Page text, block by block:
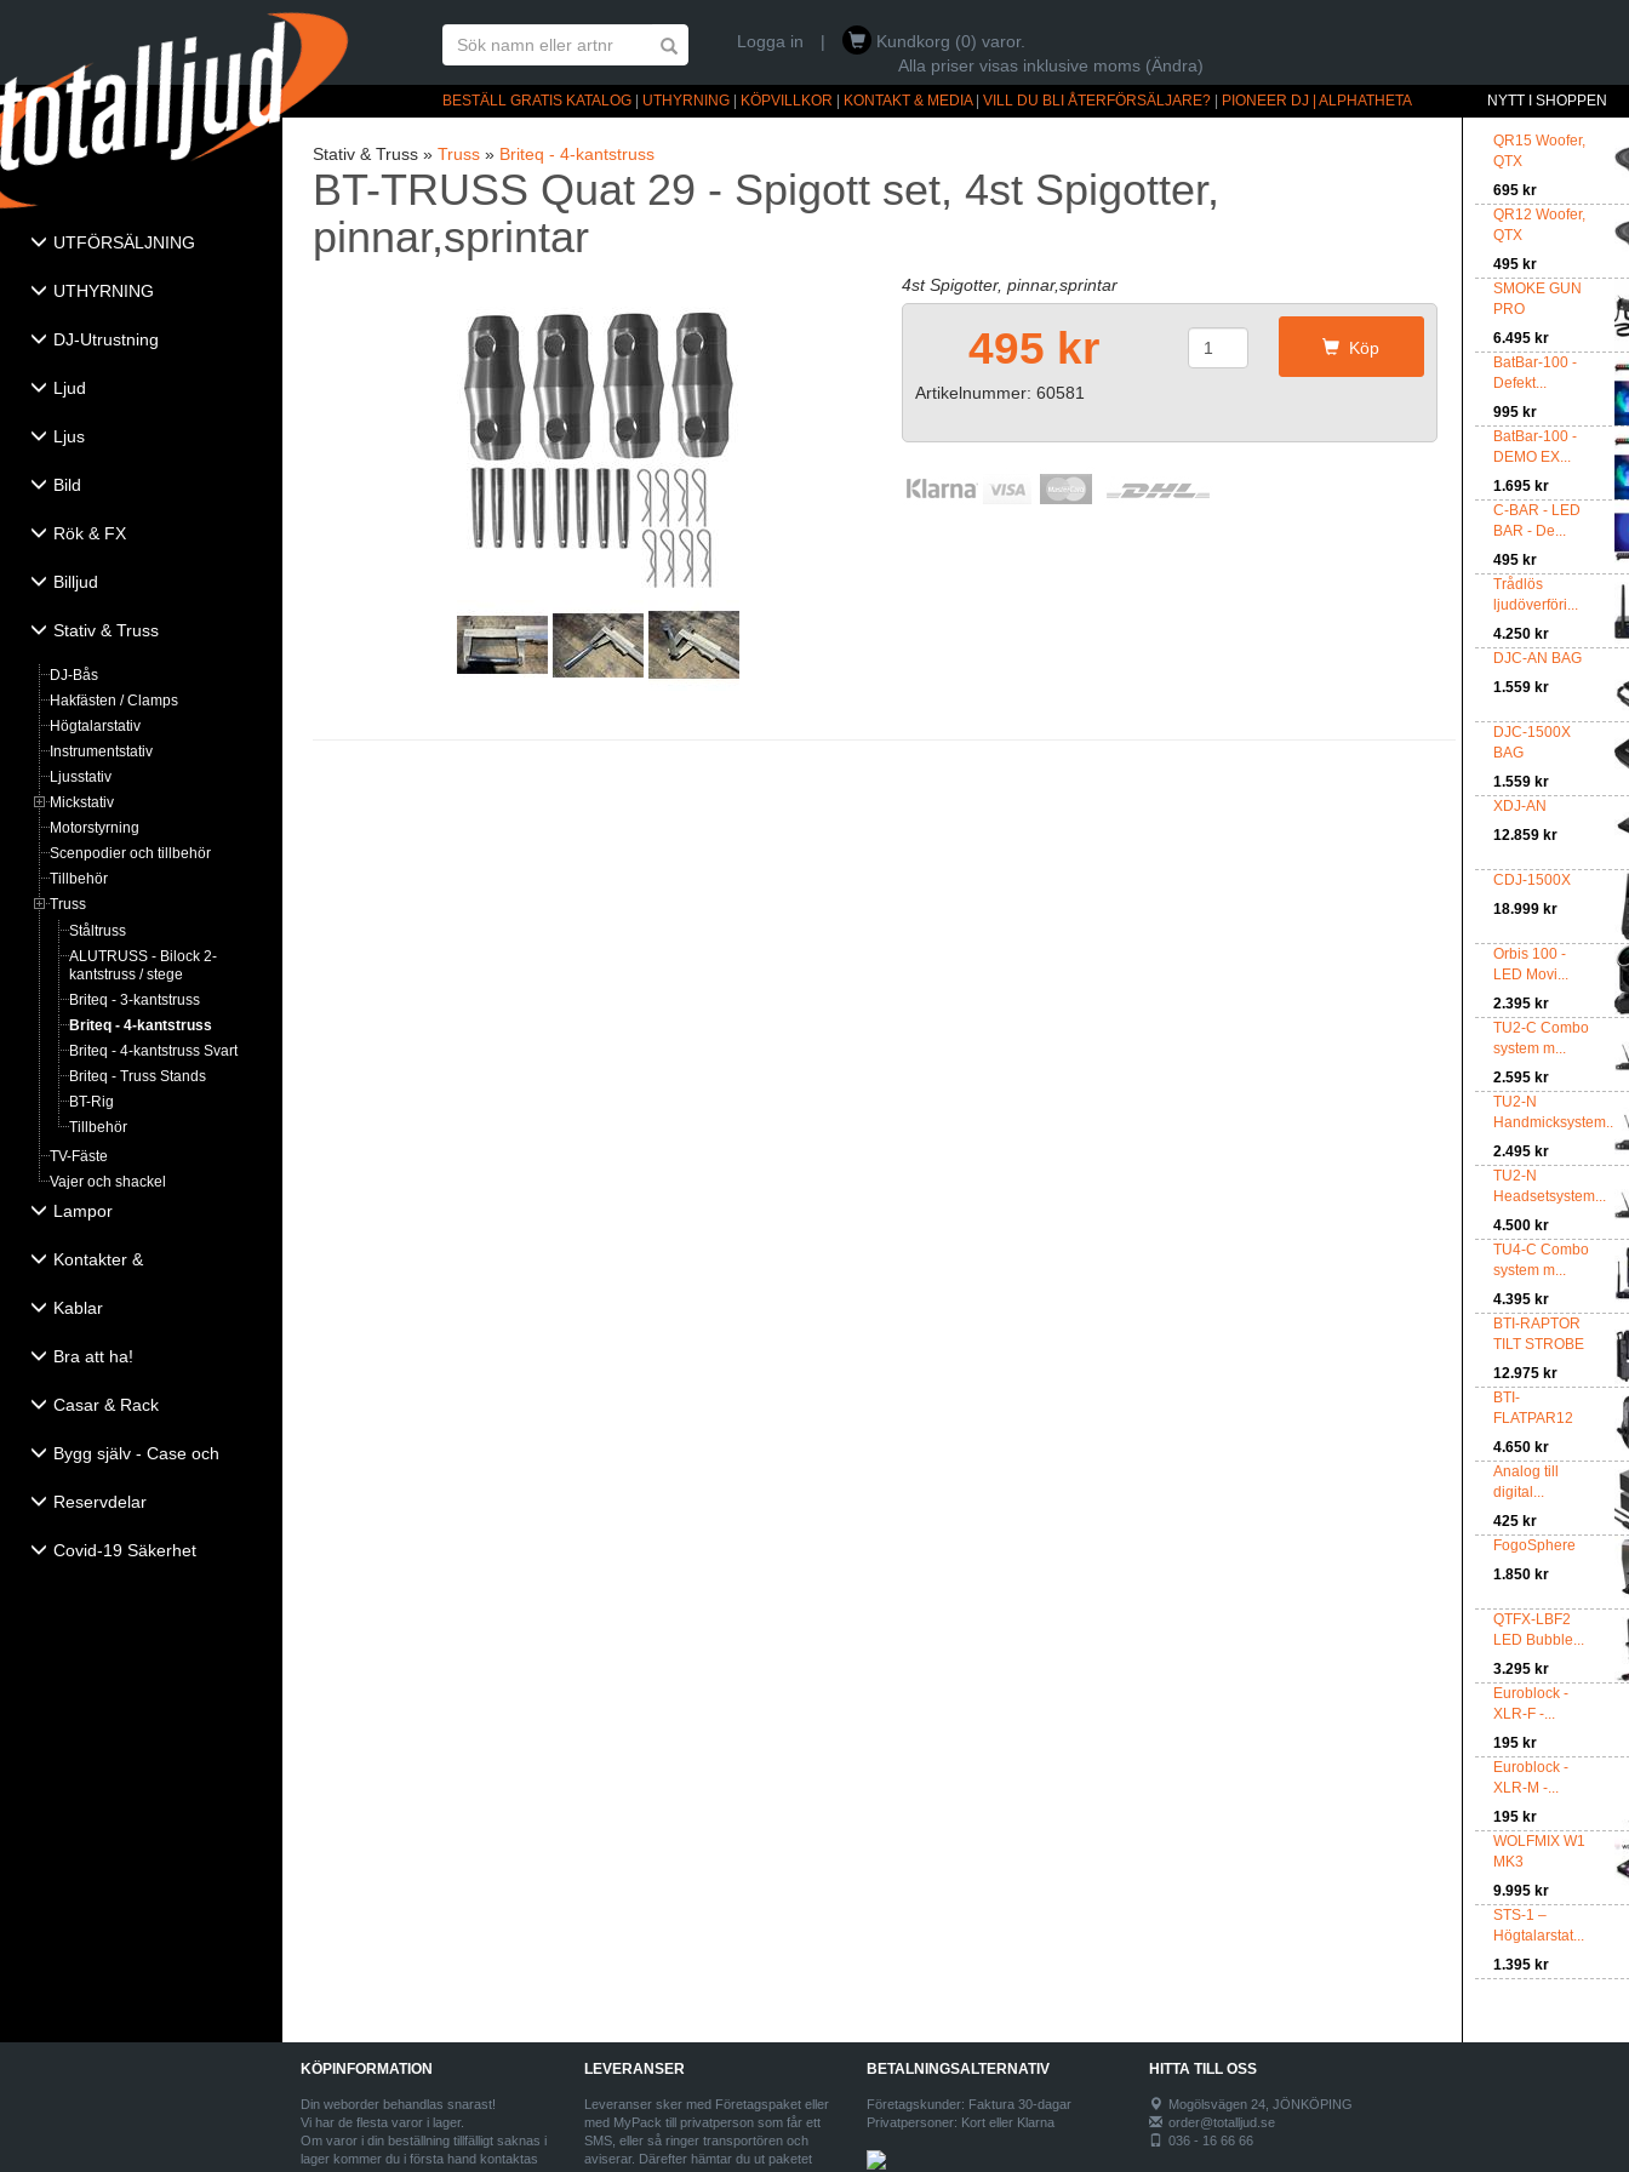
Logga in |
Kundkorg (0) varor.
Alla priser visas inklusive moms (Ändra)
BESTÄLL GRATIS KATALOG UTHYRNING KÖPVILLKOR KONTAKT & MEDIA| VILL DU BLI ÅTERFÖRSÄLJARE? PIONEER DJ | ALPHATHETA
UTFÖRSÄLJNING
UTHYRNING
DJ-Utrustning
Ljud
Ljus
Bild
Rök & FX
Billjud
Stativ & Truss
DJ-Bås
Hakfästen / Clamps
Högtalarstativ
Instrumentstativ
Ljusstativ
Mickstativ
Motorstyrning
Scenpodier och tillbehör
Tillbehör
Truss
Ståltruss
ALUTRUSS - Bilock 2-
kantstruss / stege
Briteq - 3-kantstruss
Briteq - 4-kantstruss
Briteq - 4-kantstruss Svart
Briteq - Truss Stands
BT-Rig
Tillbehör
TV-Fäste
Vajer och shackel
Lampor
Kontakter &
Kablar
Bra att ha!
Casar & Rack
Bygg själv - Case och
Reservdelar
Covid-19 Säkerhet
NYTT I SHOPPEN
QR15 Woofer,
QTX
695 kr
QR12 Woofer,
QTX
495 kr
SMOKE GUN
PRO
6.495 kr
BatBar-100 -
Defekt...
995 kr
BatBar-100 -
DEMO EX...
1.695 kr
C-BAR - LED
BAR - De...
495 kr
Trådlös
ljudöverföri...
4.250 kr
DJC-AN BAG
1.559 kr
DJC-1500X
BAG
1.559 kr
XDJ-AN
12.859 kr
CDJ-1500X
18.999 kr
Orbis 100 -
LED Movi...
2.395 kr
TU2-C Combo
system m...
2.595 kr
TU2-N
Handmicksystem...
2.495 kr
TU2-N
Headsetsystem...
4.500 kr
TU4-C Combo
system m...
4.395 kr
BTI-RAPTOR
TILT STROBE
12.975 kr
BTI-
FLATPAR12
4.650 kr
Analog till
digital...
425 kr
FogoSphere
1.850 kr
QTFX-LBF2
LED Bubble...
3.295 kr
Euroblock -
XLR-F -...
195 kr
Euroblock -
XLR-M -...
195 kr
WOLFMIX W1
MK3
9.995 kr
STS-1 –
Högtalarstat...
1.395 kr
Stativ & Truss »Truss » Briteq - 4-kantstruss
BT-TRUSS Quat 29 - Spigott set, 4st Spigotter,
pinnar,sprintar
4st Spigotter, pinnar,sprintar
495 kr Köp
Artikelnummer: 60581
KÖPINFORMATION
Din weborder behandlas snarast!
Vi har de flesta varor i lager.
Om varor i din beställning tillfälligt saknas i
lager kommer du i första hand kontaktas
LEVERANSER
Leveranser sker med Företagspaket eller
med MyPack till privatperson som får ett
SMS, eller så ringer transportören och
aviserar. Därefter hämtar du ut paketet
BETALNINGSALTERNATIV
Företagskunder: Faktura 30-dagar
Privatpersoner: Kort eller Klarna
HITTA TILL OSS
Mogölsvägen 24, JÖNKÖPING
order@totalljud.se
036 - 16 66 66